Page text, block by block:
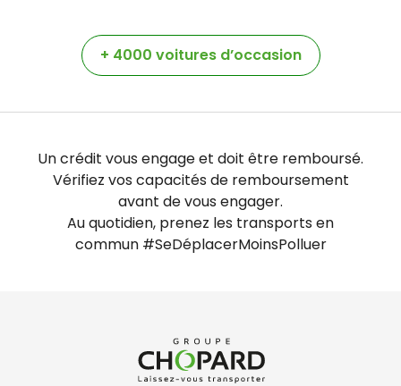
+ 4000 voitures d’occasion
Un crédit vous engage et doit être remboursé.
Vérifiez vos capacités de remboursement
avant de vous engager.
Au quotidien, prenez les transports en
commun #SeDéplacerMoinsPolluer